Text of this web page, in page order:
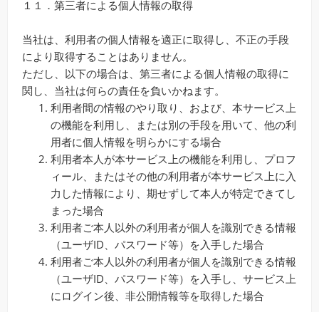
１１．第三者による個人情報の取得
当社は、利用者の個人情報を適正に取得し、不正の手段
により取得することはありません。
ただし、以下の場合は、第三者による個人情報の取得に
関し、当社は何らの責任を負いかねます。
利用者間の情報のやり取り、および、本サービス上
の機能を利用し、または別の手段を用いて、他の利
用者に個人情報を明らかにする場合
利用者本人が本サービス上の機能を利用し、プロフ
ィール、またはその他の利用者が本サービス上に入
力した情報により、期せずして本人が特定できてし
まった場合
利用者ご本人以外の利用者が個人を識別できる情報
（ユーザID、パスワード等）を入手した場合
利用者ご本人以外の利用者が個人を識別できる情報
（ユーザID、パスワード等）を入手し、サービス上
にログイン後、非公開情報等を取得した場合